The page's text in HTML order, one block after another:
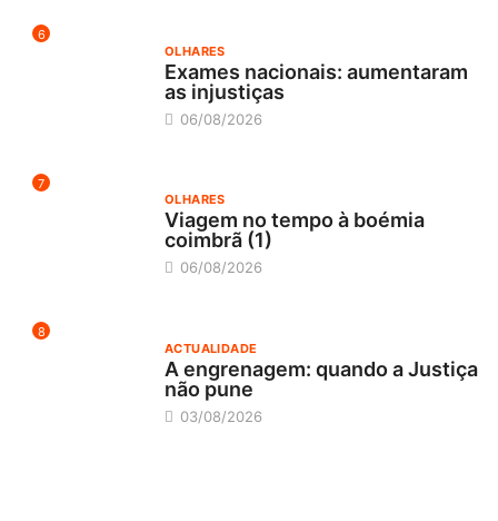
6
OLHARES
Exames nacionais: aumentaram
as injustiças
06/08/2026
7
OLHARES
Viagem no tempo à boémia
coimbrã (1)
06/08/2026
8
ACTUALIDADE
A engrenagem: quando a Justiça
não pune
03/08/2026